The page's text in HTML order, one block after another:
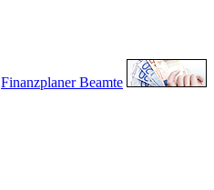
Finanzplaner Beamte